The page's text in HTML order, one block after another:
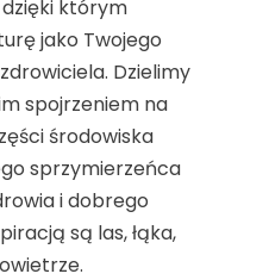
którym
jako Twojego
Dzielimy
spojrzeniem na
środowiska
sprzymierzeńca
i dobrego
są las, łąka,